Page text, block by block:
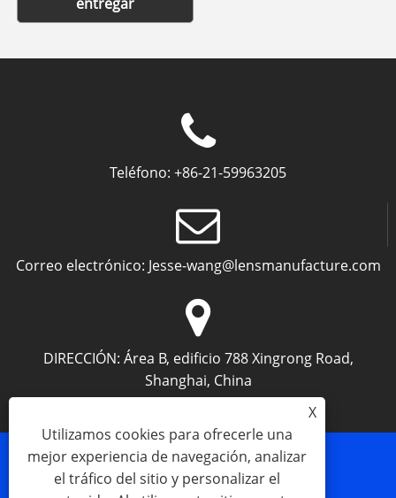
entregar
Teléfono: +86-21-59963205
Correo electrónico: Jesse-wang@lensmanufacture.com
DIRECCIÓN: Área B, edificio 788 Xingrong Road,
Shanghai, China
X
Utilizamos cookies para ofrecerle una
mejor experiencia de navegación, analizar
el tráfico del sitio y personalizar el